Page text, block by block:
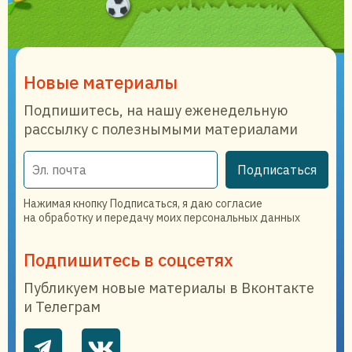
Новые материалы
Подпишитесь, на нашу еженедельную
рассылку с полезнымыми материалами
Подписаться
Нажимая кнопку Подписаться, я даю согласие
на обработку и передачу моих персональных данных
Подпишитесь в соцсетях
Публикуем новые материалы в Вконтакте
и Телеграм